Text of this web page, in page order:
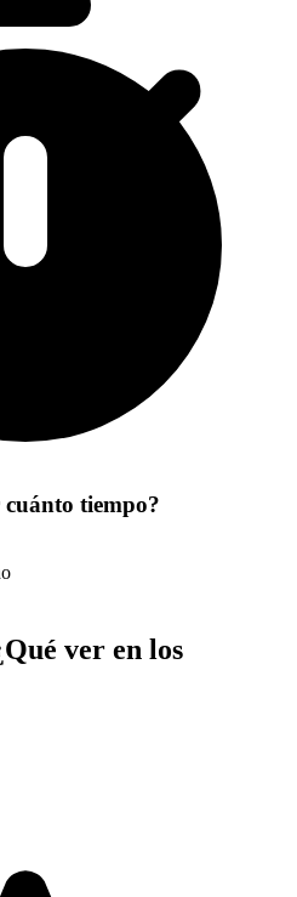
tiempo?
ver en los